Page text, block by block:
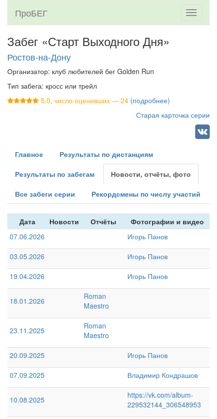
Toggle
ПроБЕГ
Забег «Старт Выходного Дня»
Ростов-на-Дону
Организатор: клуб любителей бег Golden Run
Тип забега: кросс или трейл
5.0, число оценивших — 24 (подробнее)
Старая карточка серии
Главное Результаты по дистанциям
Результаты по забегам Новости, отчёты, фото
Все забеги серии Рекордсмены по числу участий
Дата Новости Отчёты
Фотографии и видео
07.06.2026
Игорь Панов
03.05.2026 Игорь Панов
19.04.2026 Игорь Панов
18.01.2026
Roman
Maestro
23.11.2025
Roman
Maestro
20.09.2025 Игорь Панов
07.09.2025 Владимир Кондрашов
10.08.2025
https://vk.com/album-
229532144_306548953